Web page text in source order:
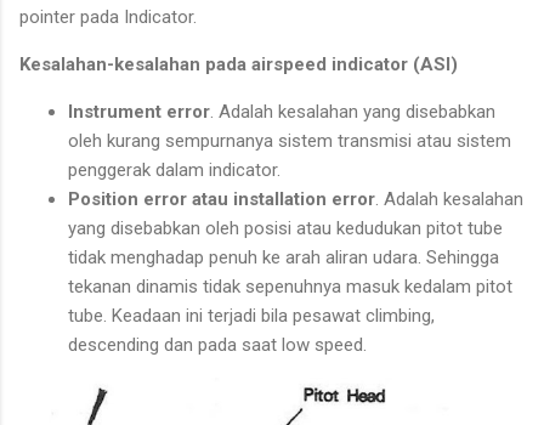
pointer pada Indicator.
Kesalahan-kesalahan pada airspeed indicator (ASI)
Instrument error . Adalah kesalahan yang disebabkan
oleh kurang sempurnanya sistem transmisi atau sistem
penggerak dalam indicator.
Position error atau installation error . Adalah kesalahan
yang disebabkan oleh posisi atau kedudukan pitot tube
tidak menghadap penuh ke arah aliran udara. Sehingga
tekanan dinamis tidak sepenuhnya masuk kedalam pitot
tube. Keadaan ini terjadi bila pesawat climbing,
descending dan pada saat low speed.